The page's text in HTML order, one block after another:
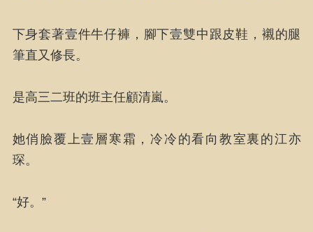
下身套著壹件牛仔褲，腳下壹雙中跟皮鞋，襯的腿
筆直又修長。
是高三二班的班主任顧清嵐。
她俏臉覆上壹層寒霜，冷冷的看向教室裏的江亦
琛。
“好。”